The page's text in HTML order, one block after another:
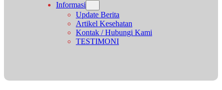
Informasi
Update Berita
Artikel Kesehatan
Kontak / Hubungi Kami
TESTIMONI